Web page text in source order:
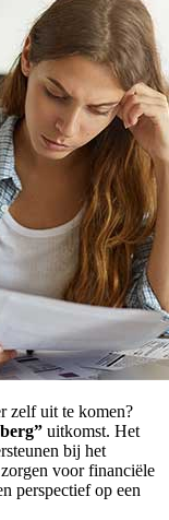
zelf uit te komen?
uitkomst. Het
bij het
voor financiële
perspectief op een